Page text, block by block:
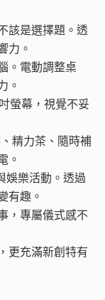
該是選擇題。透
力。
。電動調整桌
。
螢幕，視覺不妥
精力茶、隨時補
。
娛樂活動。透過
有趣。
，專屬儀式感不
更充滿新創特有